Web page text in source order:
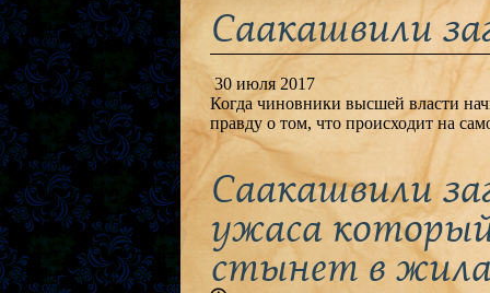
Саакашвили
30 июля 2017
Когда чиновники высшей власти
правду о том, что происходит на
Саакашвили
ужаса который
стынет в